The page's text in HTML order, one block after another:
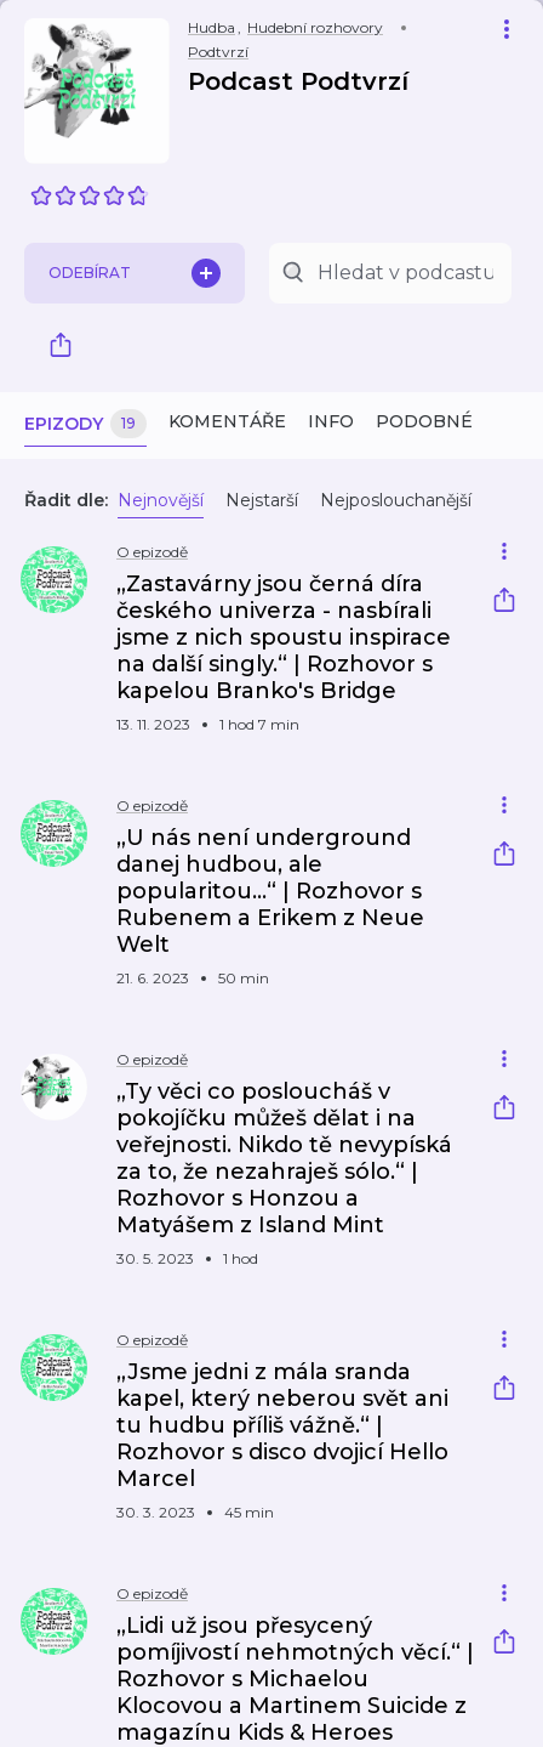
Hudba , Hudební rozhovory
Podtvrzí
Podcast Podtvrzí
ODEBÍRAT
EPIZODY 19 KOMENTÁŘE INFO PODOBNÉ
Řadit dle: Nejnovější Nejstarší Nejposlouchanější
O epizodě
„Zastavárny jsou černá díra
českého univerza - nasbírali
jsme z nich spoustu inspirace
na další singly.“ | Rozhovor s
kapelou Branko's Bridge
13. 11. 2023 1 hod 7 min
O epizodě
„U nás není underground
danej hudbou, ale
popularitou...“ | Rozhovor s
Rubenem a Erikem z Neue
Welt
21. 6. 2023 50 min
O epizodě
„Ty věci co posloucháš v
pokojíčku můžeš dělat i na
veřejnosti. Nikdo tě nevypíská
za to, že nezahraješ sólo.“ |
Rozhovor s Honzou a
Matyášem z Island Mint
30. 5. 2023 1 hod
O epizodě
„Jsme jedni z mála sranda
kapel, který neberou svět ani
tu hudbu příliš vážně.“ |
Rozhovor s disco dvojicí Hello
Marcel
30. 3. 2023 45 min
O epizodě
„Lidi už jsou přesycený
pomíjivostí nehmotných věcí.“ |
Rozhovor s Michaelou
Klocovou a Martinem Suicide z
magazínu Kids & Heroes